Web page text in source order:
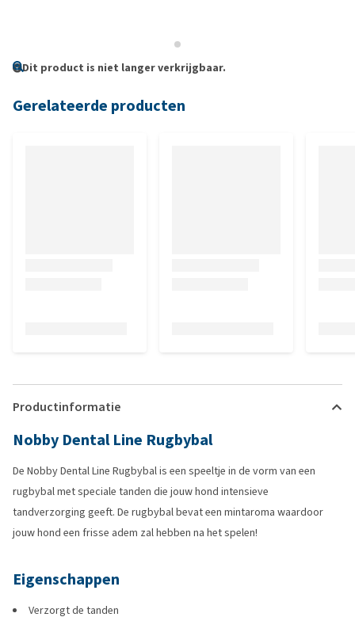
Dit product is niet langer verkrijgbaar.
Gerelateerde producten
Productinformatie
Nobby Dental Line Rugbybal
De Nobby Dental Line Rugbybal is een speeltje in de vorm van een
rugbybal met speciale tanden die jouw hond intensieve
tandverzorging geeft. De rugbybal bevat een mintaroma waardoor
jouw hond een frisse adem zal hebben na het spelen!
Eigenschappen
Verzorgt de tanden